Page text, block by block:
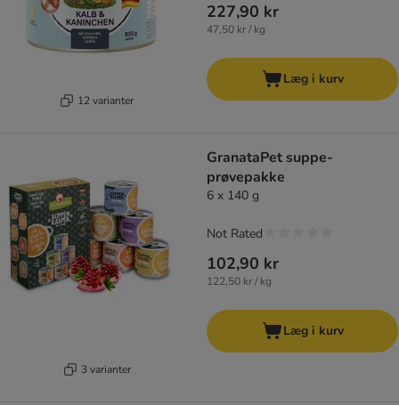
12 varianter
227,90 kr
47,50 kr / kg
Læg i kurv
3 varianter
GranataPet suppe-
prøvepakke
6 x 140 g
102,90 kr
122,50 kr / kg
Not Rated
Læg i kurv